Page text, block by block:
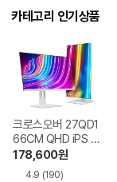
카테고리 인기상품
크로스오버 27QD1
66CM QHD iPS U
SB-C 화이트 Ai 멀
티스탠드
178,600원
4.9 (190)